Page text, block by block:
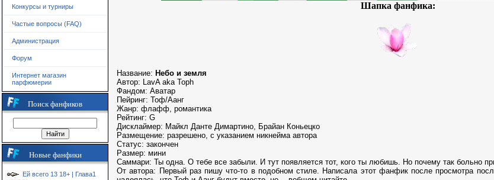
Конкурсы и турниры
Частые вопросы (FAQ)
Администрация
Форум
Интернет магазин
парфюмерии
Поиск фанфиков
Новые фанфики
Ей всего 13 18+ | Глава1
Шапка фанфика:
Название: Небо и земля
Автор: LavA aka Toph
Фандом: Аватар
Пейринг: Тоф/Аанг
Жанр: флафф, романтика
Рейтинг: G
Дисклаймер: Майкл Данте Димартино, Брайан Коньецко
Размещение: разрешено, с указанием никнейма автора
Статус: закончен
Размер: мини
Саммари: Ты одна. О тебе все забыли. И тут появляется тот, кого ты любишь. Но почему так больно
От автора: Первый раз пишу что-то в подобном стиле. Написала этот фанфик после просмотра